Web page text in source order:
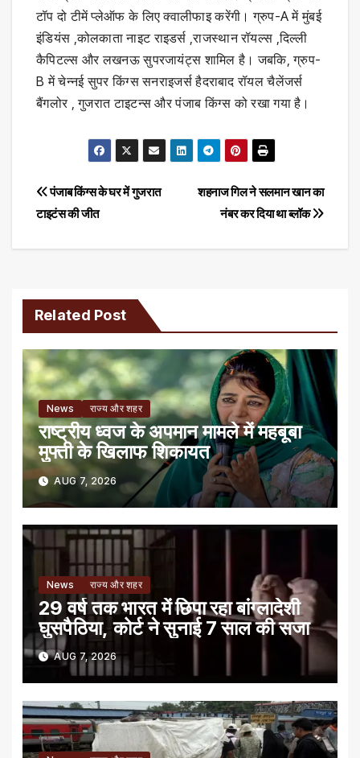
टॉप दो टीमें प्लेऑफ के लिए क्वालीफाइ करेंगी। ग्रुप-A में मुंबई
इंडियंस ,कोलकाता नाइट राइडर्स ,राजस्थान रॉयल्स ,दिल्ली
कैपिटल्स और लखनऊ सुपरजायंट्स शामिल है। जबकि, ग्रुप-
B में चेन्नई सुपर किंग्स सनराइजर्स हैदराबाद रॉयल चैलेंजर्स
बैंगलोर , गुजरात टाइटन्स और पंजाब किंग्स को रखा गया है।
Post
navigation
शहनाज गिल ने सलमान खान का
नंबर कर दिया था ब्लॉक
पंजाब किंग्स के घर में गुजरात
टाइटंस की जीत
Related Post
News राज्य और शहर
राष्ट्रीय ध्वज के अपमान मामले में महबूबा
मुफ्ती के खिलाफ शिकायत
AUG 7, 2026
News राज्य और शहर
29 वर्ष तक भारत में छिपा रहा बांग्लादेशी
घुसपैठिया, कोर्ट ने सुनाई 7 साल की सजा
AUG 7, 2026